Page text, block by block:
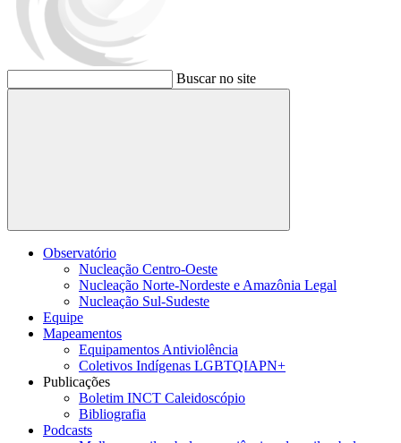
Buscar no site
Buscar
Observatório
Nucleação Centro-Oeste
Nucleação Norte-Nordeste e Amazônia Legal
Nucleação Sul-Sudeste
Equipe
Mapeamentos
Equipamentos Antiviolência
Coletivos Indígenas LGBTQIAPN+
Publicações
Boletim INCT Caleidoscópio
Bibliografia
Podcasts